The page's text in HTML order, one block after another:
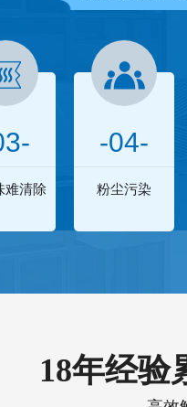
难清除
-04-
粉尘污染
18年经验